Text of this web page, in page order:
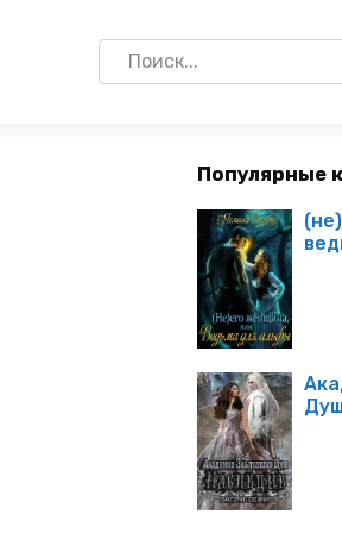
Search
for:
Популярные